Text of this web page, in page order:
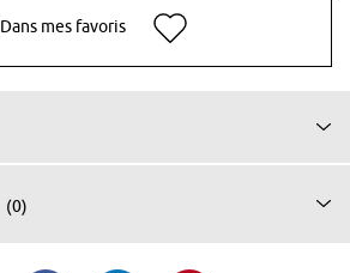
Dans mes favoris
(0)